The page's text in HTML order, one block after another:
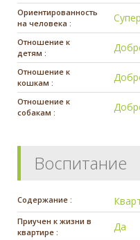
Ориентированность
на человека :
Отношение к
детям :
Отношение к
кошкам :
Отношение к
собакам :
Воспитание
Содержание :
Приучен к жизни в
квартире :
Да